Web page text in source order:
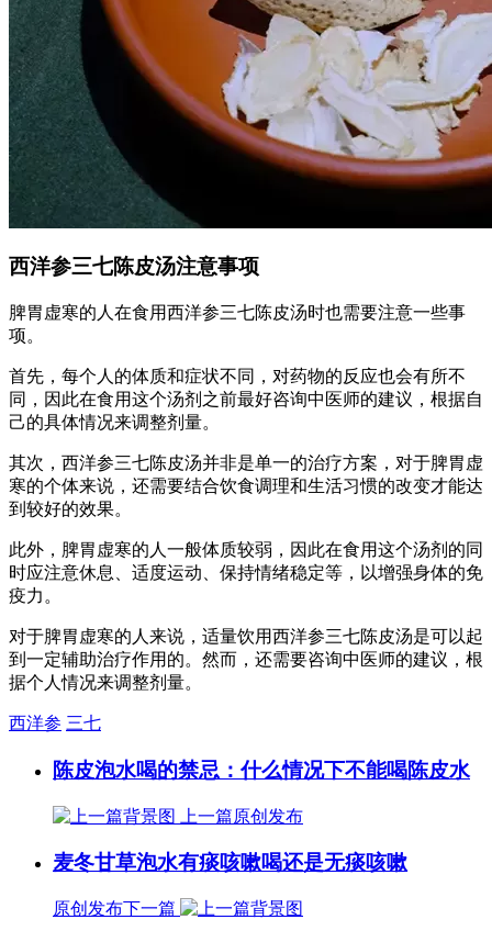
西洋参三七陈皮汤注意事项
脾胃虚寒的人在食用西洋参三七陈皮汤时也需要注意一些事
项。
首先，每个人的体质和症状不同，对药物的反应也会有所不
同，因此在食用这个汤剂之前最好咨询中医师的建议，根据自
己的具体情况来调整剂量。
其次，西洋参三七陈皮汤并非是单一的治疗方案，对于脾胃虚
寒的个体来说，还需要结合饮食调理和生活习惯的改变才能达
到较好的效果。
此外，脾胃虚寒的人一般体质较弱，因此在食用这个汤剂的同
时应注意休息、适度运动、保持情绪稳定等，以增强身体的免
疫力。
对于脾胃虚寒的人来说，适量饮用西洋参三七陈皮汤是可以起
到一定辅助治疗作用的。然而，还需要咨询中医师的建议，根
据个人情况来调整剂量。
西洋参 三七
陈皮泡水喝的禁忌：什么情况下不能喝陈皮水
上一篇原创发布
麦冬甘草泡水有痰咳嗽喝还是无痰咳嗽
原创发布下一篇